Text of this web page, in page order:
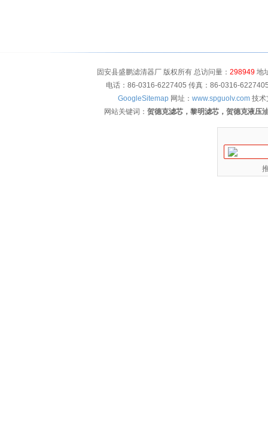
固安县盛鹏滤清器厂 版权所有 总访问量： 298949地
电话：86-0316-6227405 传真：86-0316-
GoogleSitemap 网址： www.spguolv.com 技术
网站关键词： 贺德克滤芯，黎明滤芯，贺德克液压